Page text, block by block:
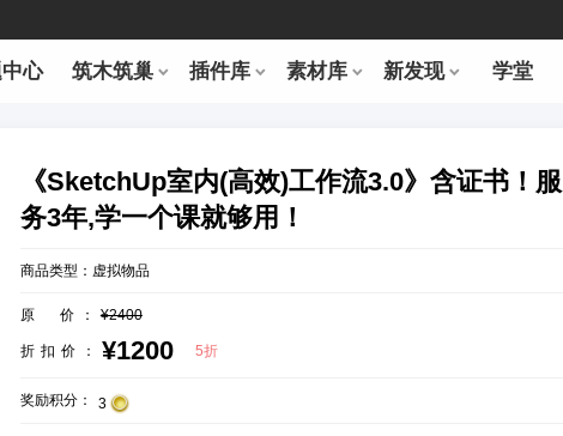
心 筑木筑巢 插件库 素材库 新发现 学堂
《SketchUp室内(高效)工作流3.0》含证书！服
务3年,学一个课就够用！
商品类型： 虚拟物品
原 价：¥2400
折扣价： ¥1200 5折
奖励积分： 3